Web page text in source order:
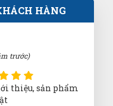
HÀNG
trước)
thiệu, sản phẩm